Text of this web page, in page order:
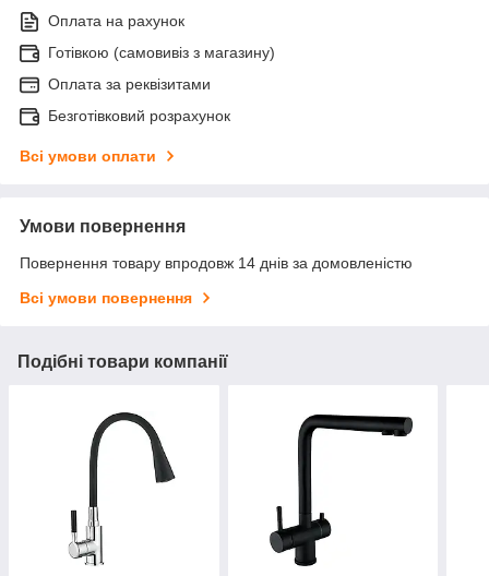
Оплата на рахунок
Готівкою (самовивіз з магазину)
Оплата за реквізитами
Безготівковий розрахунок
Всі умови оплати
Умови повернення
Повернення товару впродовж 14 днів за домовленістю
Всі умови повернення
Подібні товари компанії